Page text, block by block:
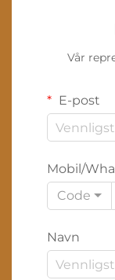
Vår
E-post
Mobil/
Code
Navn